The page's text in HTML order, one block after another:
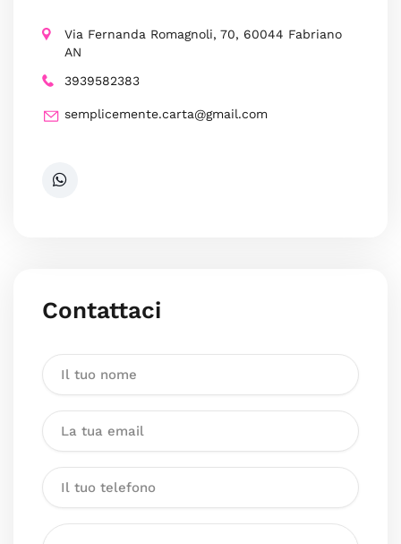
Via Fernanda Romagnoli, 70, 60044 Fabriano
AN
3939582383
semplicemente.carta@gmail.com
Contattaci